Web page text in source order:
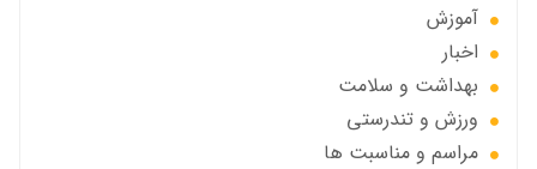
آموزش
اخبار
بهداشت و سلامت
ورزش و تندرستی
مراسم و مناسبت ها